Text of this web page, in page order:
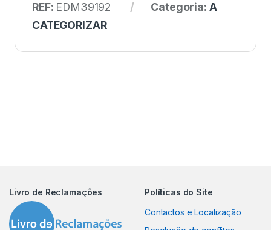
REF: EDM39192 Categoria: A
CATEGORIZAR
Livro de Reclamações
Políticas do Site
Contactos e Localização